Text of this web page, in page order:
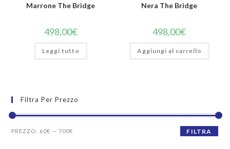
Marrone The Bridge
498,00€
Leggi tutto
Nera The Bridge
498,00€
Aggiungi al carrello
Filtra Per Prezzo
FILTRA
PREZZO: 60€ —700€